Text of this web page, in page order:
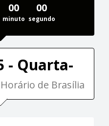
00
minuto
00
segundo
- Quarta-
Horário de Brasília